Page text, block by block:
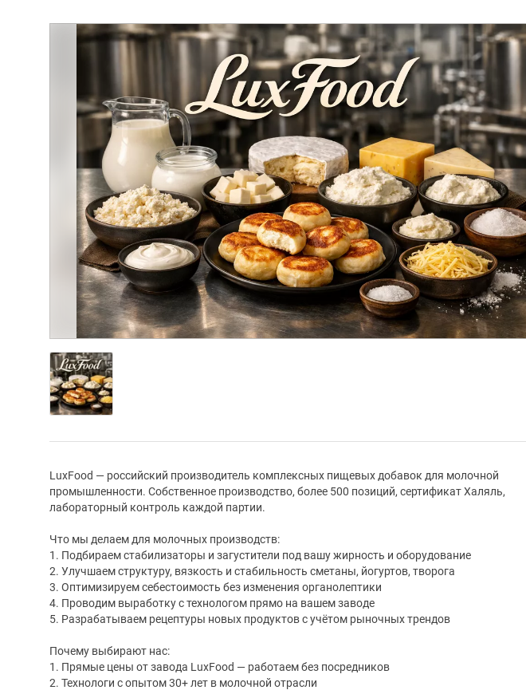
LuxFood — российский производитель комплексных пищевых добавок для молочной
промышленности. Собственное производство, более 500 позиций, сертификат Халяль,
лабораторный контроль каждой партии.
Что мы делаем для молочных производств:
1. Подбираем стабилизаторы и загустители под вашу жирность и оборудование
2. Улучшаем структуру, вязкость и стабильность сметаны, йогуртов, творога
3. Оптимизируем себестоимость без изменения органолептики
4. Проводим выработку с технологом прямо на вашем заводе
5. Разрабатываем рецептуры новых продуктов с учётом рыночных трендов
Почему выбирают нас:
1. Прямые цены от завода LuxFood — работаем без посредников
2. Технологи с опытом 30+ лет в молочной отрасли